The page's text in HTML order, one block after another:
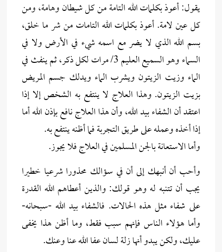
يقول: أعوذ بكلمات الله التامة من كل شيطان وهامة، ومن
كل عين لامة. أعوذ بكلمات الله التامات من شر ما خلق،
بسم الله الذي لا يضر مع اسمه شيء في الأرض ولا في
السماء وهو السميع العليم 3/ مرات لكل ذكر، ثم ينفث في
الماء وزيت الزيتون ويشرب الماء ويدلك جسم المريض
بزيت الزيتون. وهذا العلاج لا ينتفع به الشخص إلا إذا
اعتقد أن الشفاء بيد الله، وأن هذا العلاج نافع بإذن الله أما
إذا أخذه وعمله على طريق التجربة فما أظنه ينتفع به.
وأما الاستعانة بالجن المسلمين في العلاج فلا يجوز.
وأحب أن أنبهك إلى أن في سؤالك محذورا شرعيا خطيرا
يجب أن تتنبه له وهو قولك: والذين أعطاهم الله القدرة
على شفاء مثل هذه الحالات. فالشفاء بيد الله -سبحانه-
وأما هؤلاء الناس فإنهم سبب فقط، وما أظن هذا يخفى
عليك، ولكن يبدو أنها زلة لسان عفا الله عنا وعنك.